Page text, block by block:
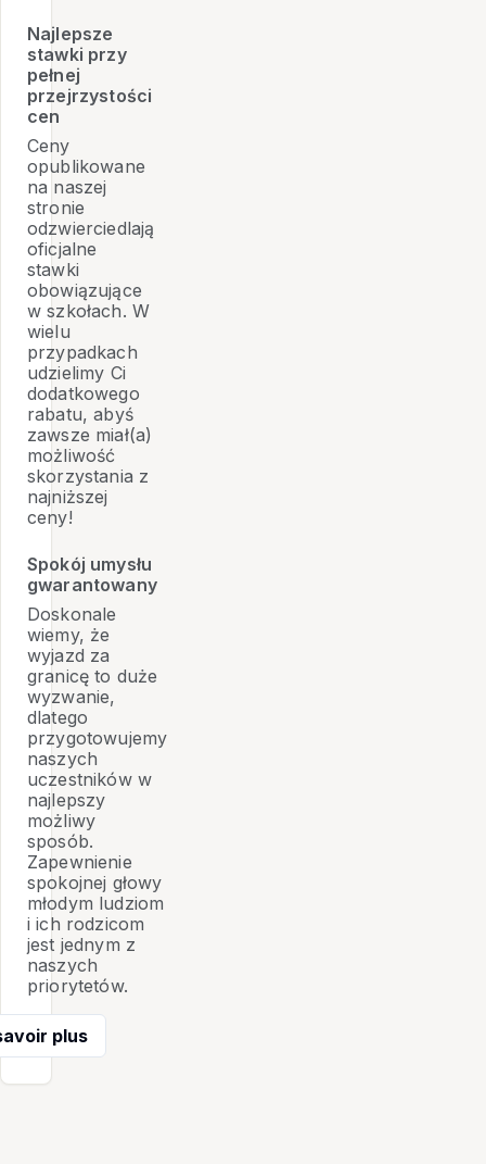
Najlepsze
stawki przy
pełnej
przejrzystości
cen
Ceny
opublikowane
na naszej
stronie
odzwierciedlają
oficjalne
stawki
obowiązujące
w szkołach. W
wielu
przypadkach
udzielimy Ci
dodatkowego
rabatu, abyś
zawsze miał(a)
możliwość
skorzystania z
najniższej
ceny!
Spokój umysłu
gwarantowany
Doskonale
wiemy, że
wyjazd za
granicę to duże
wyzwanie,
dlatego
przygotowujemy
naszych
uczestników w
najlepszy
możliwy
sposób.
Zapewnienie
spokojnej głowy
młodym ludziom
i ich rodzicom
jest jednym z
naszych
priorytetów.
plus